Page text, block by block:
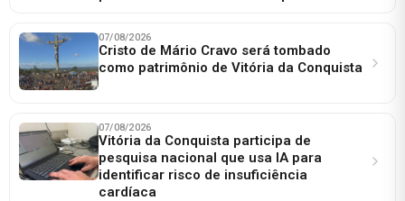
07/08/2026
Cristo de Mário Cravo será tombado
como patrimônio de Vitória da Conquista
07/08/2026
Vitória da Conquista participa de
pesquisa nacional que usa IA para
identificar risco de insuficiência
cardíaca